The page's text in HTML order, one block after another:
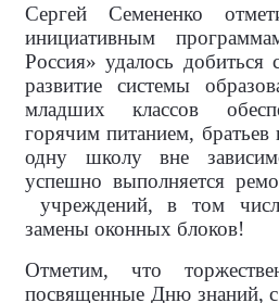
Сергей Семененко
инициативным
Россия» удалось добиться
развитие системы
младших классов
горячим питанием, братьев
одну школу вне
успешно выполняется
учреждений, в том
замены оконных блоков!
Отметим, что
посвященные Дню знаний, с